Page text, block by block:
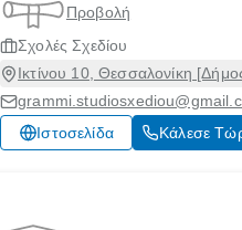
Προβολή
Σχολές Σχεδίου
Ικτίνου 10, Θεσσαλονίκη
Ιστοσελίδα
Κάλεσε